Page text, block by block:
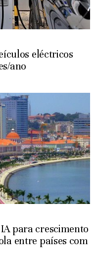
eléctricos
ano
para crescimento
entre países com